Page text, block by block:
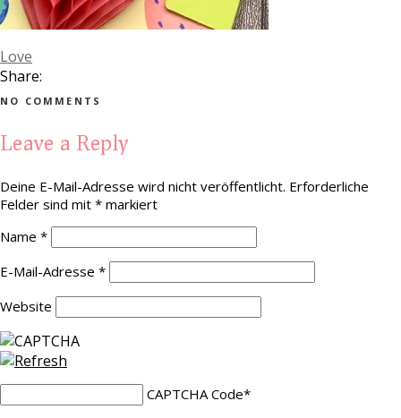
Love
Share:
NO COMMENTS
Leave a Reply
Deine E-Mail-Adresse wird nicht veröffentlicht. Erforderliche
Felder sind mit * markiert
Name *
E-Mail-Adresse *
Website
CAPTCHA Code*